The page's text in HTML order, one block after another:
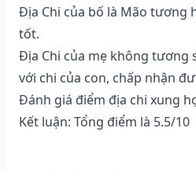
Địa Chi của bố là Mão tương
tốt.
Địa Chi của mẹ không tương
với chi của con, chấp nhận
Đánh giá điểm địa chi xung
Kết luận: Tổng điểm là 5.5/10